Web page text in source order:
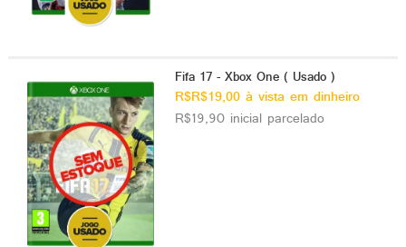
Fifa 17 - Xbox One ( Usado )
R$R$19,00 à vista em dinheiro
R$19,90 inicial parcelado